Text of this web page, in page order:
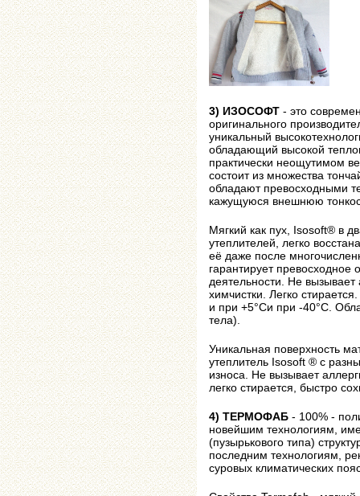
3) ИЗОСОФТ - это
оригинального
уникальный
обладающий высокой
практически неощутимом
состоит из множества
обладают превосходными
кажущуюся внешнюю
Мягкий как пух, Isosoft® в
утеплителей, легко
её даже после
гарантирует
деятельности. Не
химчистки. Легко
и при +5°Cи при -40°C.
тела).
Уникальная поверхность
утеплитель Isosoft ® с
износа. Не вызывает
легко стирается, быстро
4) ТЕРМОФАБ - 100% -
новейшим технологиям,
(пузырькового типа)
последним технологиям,
суровых климатических